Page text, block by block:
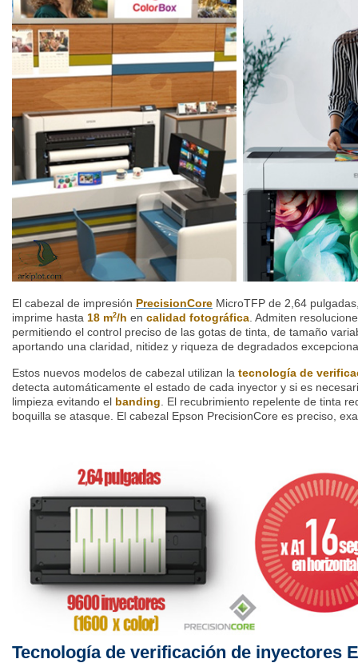
El cabezal de impresión PrecisionCore MicroTFP de 2,64
imprime hasta 18 m2/h en calidad fotográfica . Admiten
permitiendo el control preciso de las gotas de tinta, de tamaño
aportando una claridad, nitidez y riqueza de degradados
Estos nuevos modelos de cabezal utilizan la tecnología de
detecta automáticamente el estado de cada inyector y si es
limpieza evitando el banding
El recubrimiento repelente de tinta
boquilla se atasque. El cabezal Epson PrecisionCore es preciso,
Tecnología de verificación de inyectores